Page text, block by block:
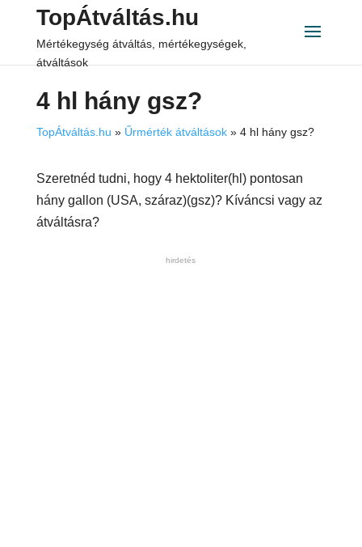
TopÁtváltás.hu
Mértékegység átváltás, mértékegységek,
átváltások
4 hl hány gsz?
TopÁtváltás.hu » Űrmérték átváltások» 4 hl hány gsz?
Szeretnéd tudni, hogy 4 hektoliter(hl) pontosan
hány gallon (USA, száraz)(gsz)? Kíváncsi vagy az
átváltásra?
hirdetés